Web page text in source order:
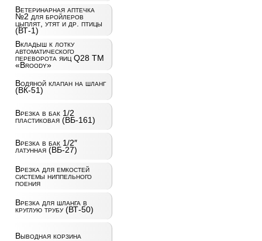
Ветеринарная аптечка
№2 для бройлеров
цыплят, утят и др. птицы
(ВТ-1)
Вкладыш к лотку
автоматического
переворота яиц Q28 ТМ
«Broody»
Водяной клапан на шланг
(ВК-51)
Врезка в бак 1/2
пластиковая (ВБ-161)
Врезка в бак 1/2″
латунная (ВБ-27)
Врезка для емкостей
системы ниппельного
поения
Врезка для шланга в
круглую трубу (ВТ-50)
Выводная корзина